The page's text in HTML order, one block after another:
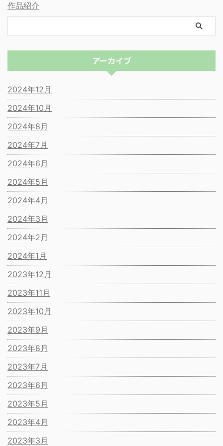
作品紹介
アーカイブ
2024年12月
2024年10月
2024年8月
2024年7月
2024年6月
2024年5月
2024年4月
2024年3月
2024年2月
2024年1月
2023年12月
2023年11月
2023年10月
2023年9月
2023年8月
2023年7月
2023年6月
2023年5月
2023年4月
2023年3月